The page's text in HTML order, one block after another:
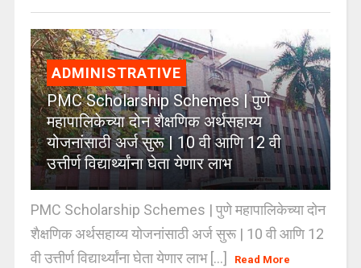
ADMINISTRATIVE
PMC Scholarship Schemes | पुणे
महापालिकेच्या दोन शैक्षणिक अर्थसहाय्य
योजनांसाठी अर्ज सुरू | 10 वी आणि 12 वी
उत्तीर्ण विद्यार्थ्यांना घेता येणार लाभ
PMC Scholarship Schemes | पुणे महापालिकेच्या दोन
शैक्षणिक अर्थसहाय्य योजनांसाठी अर्ज सुरू | 10 वी आणि 12
वी उत्तीर्ण विद्यार्थ्यांना घेता येणार लाभ [...]
Read More